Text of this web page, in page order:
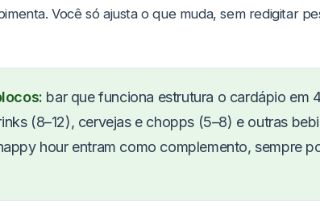
Você só ajusta o que muda, sem redigitar
bar que funciona estrutura o cardápio em
(8–12), cervejas e chopps (5–8) e outras
hour entram como complemento, sempre